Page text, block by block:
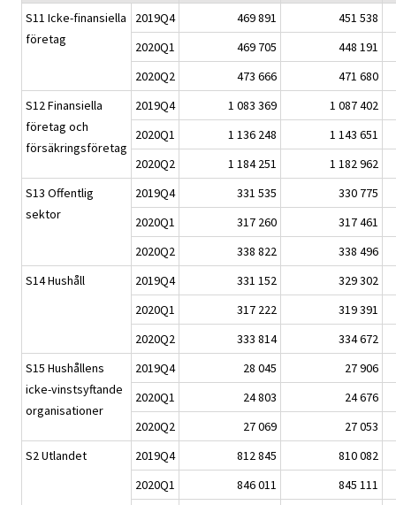
S11 Icke-finansiella
företag
2019Q4 469 891
451 538
2020Q1
469 705
448 191
2020Q2
473 666
471 680
S12 Finansiella
företag och
försäkringsföretag
2019Q4 1 083 369
1 087 402
2020Q1
1 136 248
1 143 651
2020Q2
1 184 251
1 182 962
S13 Offentlig
sektor
2019Q4 331 535
330 775
2020Q1
317 260
317 461
2020Q2
338 822
338 496
S14 Hushåll
2019Q4 331 152
329 302
2020Q1
317 222
319 391
2020Q2
333 814
334 672
S15 Hushållens
icke-vinstsyftande
organisationer
2019Q4 28 045
27 906
2020Q1
24 803
24 676
2020Q2
27 069
27 053
S2 Utlandet
2019Q4 812 845
810 082
2020Q1
846 011
845 111